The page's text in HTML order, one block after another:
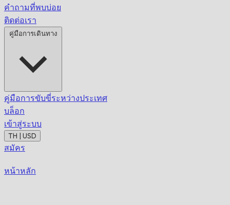
คำถามที่พบบ่อย
ติดต่อเรา
คู่มือการเดินทาง
คู่มือการขับขี่ระหว่างประเทศ
บล็อก
เข้าสู่ระบบ
TH | USD
สมัคร
หน้าหลัก